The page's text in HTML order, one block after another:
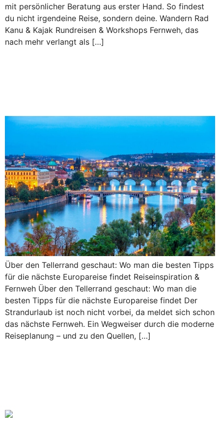
mit persönlicher Beratung aus erster Hand. So findest
du nicht irgendeine Reise, sondern deine. Wandern Rad
Kanu & Kajak Rundreisen & Workshops Fernweh, das
nach mehr verlangt als […]
Über den Tellerrand geschaut: Wo man die besten Tipps
für die nächste Europareise findet Reiseinspiration &
Fernweh Über den Tellerrand geschaut: Wo man die
besten Tipps für die nächste Europareise findet Der
Strandurlaub ist noch nicht vorbei, da meldet sich schon
das nächste Fernweh. Ein Wegweiser durch die moderne
Reiseplanung – und zu den Quellen, […]